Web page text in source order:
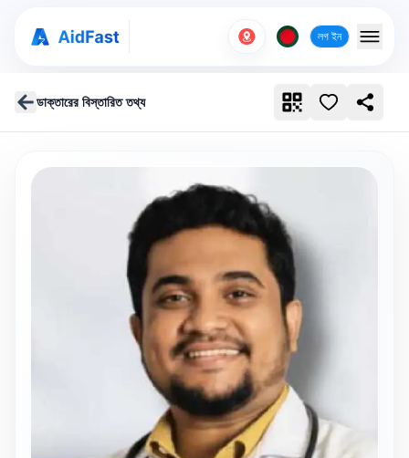
লগ ইন
ডাক্তারের বিস্তারিত তথ্য